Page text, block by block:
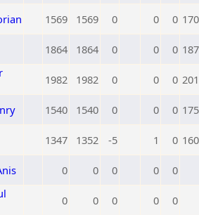
1569 1569 0 0 0
1864 1864 0 0 0
1982 1982 0 0 0
1540 1540 0 0 0
1347 1352 -5 1 0
0 0 0 0 0
0 0 0 0 0